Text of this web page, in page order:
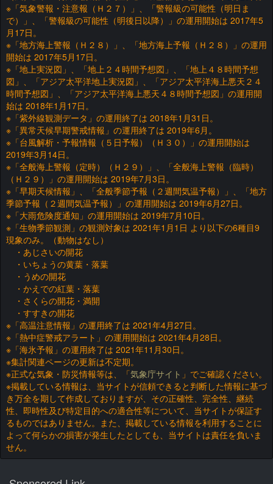
※「気象警報・注意報（Ｈ２７）」、「警報級の可能性（明日ま
で）」、「警報級の可能性（明後日以降）」の運用開始は 2017年5
月17日。
※「地方海上警報（Ｈ２８）」、「地方海上予報（Ｈ２８）」の運用
開始は 2017年5月17日。
※「地上実況図」、「地上２４時間予想図」、「地上４８時間予想
図」、「アジア太平洋地上実況図」、「アジア太平洋海上悪天２４
時間予想図」、「アジア太平洋海上悪天４８時間予想図」の運用開
始は 2018年1月17日。
※「紫外線観測データ」の運用終了は 2018年1月31日。
※「異常天候早期警戒情報」の運用終了は 2019年6月。
※「台風解析・予報情報（５日予報）（Ｈ３０）」の運用開始は
2019年3月14日。
※「全般海上警報（定時）（Ｈ２９）」、「全般海上警報（臨時）
（Ｈ２９）」の運用開始は 2019年7月3日。
※「早期天候情報」、「全般季節予報（２週間気温予報）」、「地方
季節予報（２週間気温予報）」の運用開始は 2019年6月27日。
※「大雨危険度通知」の運用開始は 2019年7月10日。
※「生物季節観測」の観測対象は 2021年1月1日 より以下の6種目9
現象のみ。（動物はなし）
・あじさいの開花
・いちょうの黄葉・落葉
・うめの開花
・かえでの紅葉・落葉
・さくらの開花・満開
・すすきの開花
※「高温注意情報」の運用終了は 2021年4月27日。
※「熱中症警戒アラート」の運用開始は 2021年4月28日。
※「海氷予報」の運用終了は 2021年11月30日。
※集計関連ページの更新は不定期。
※正式な気象・防災情報等は、「気象庁サイト 」でご確認ください。
※掲載している情報は、当サイトが信頼できると判断した情報に基づ
き万全を期して作成しておりますが、その正確性、完全性、継続
性、即時性及び特定目的への適合性等について、当サイトが保証す
るものではありません。また、掲載している情報を利用することに
よって何らかの損害が発生したとしても、当サイトは責任を負いま
せん。